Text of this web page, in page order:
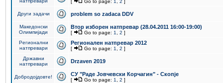
[ Go to page: 1 2 ]
Други задачи problem so zadaca DDV
Македонски
Олимпијади
Втор изборен натпревар (28.04.2011 16:00-19:00)
[ Go to page: 1 2 ]
Регионални
натпревари
Регионален натпревар 2012
[ Go to page: 1 2 ]
Државни
натпревари
Drzaven 2019
Добродојдовте! СУ "Раде Јовчевски Корчагин" - Скопје
[ Go to page: 1 2 ]